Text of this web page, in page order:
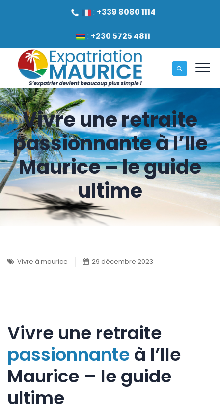
: +339 8080 1114
: +230 5725 4811
Vivre une retraite
passionnante à l’Ile
Maurice – le guide
ultime
Vivre à maurice 29 décembre 2023
Vivre une retraite
passionnanteà l’Ile
Maurice – le guide
ultime